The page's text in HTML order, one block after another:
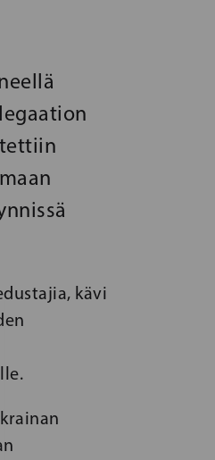
kävi